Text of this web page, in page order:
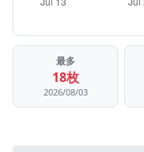
最多
18枚
2026/08/03